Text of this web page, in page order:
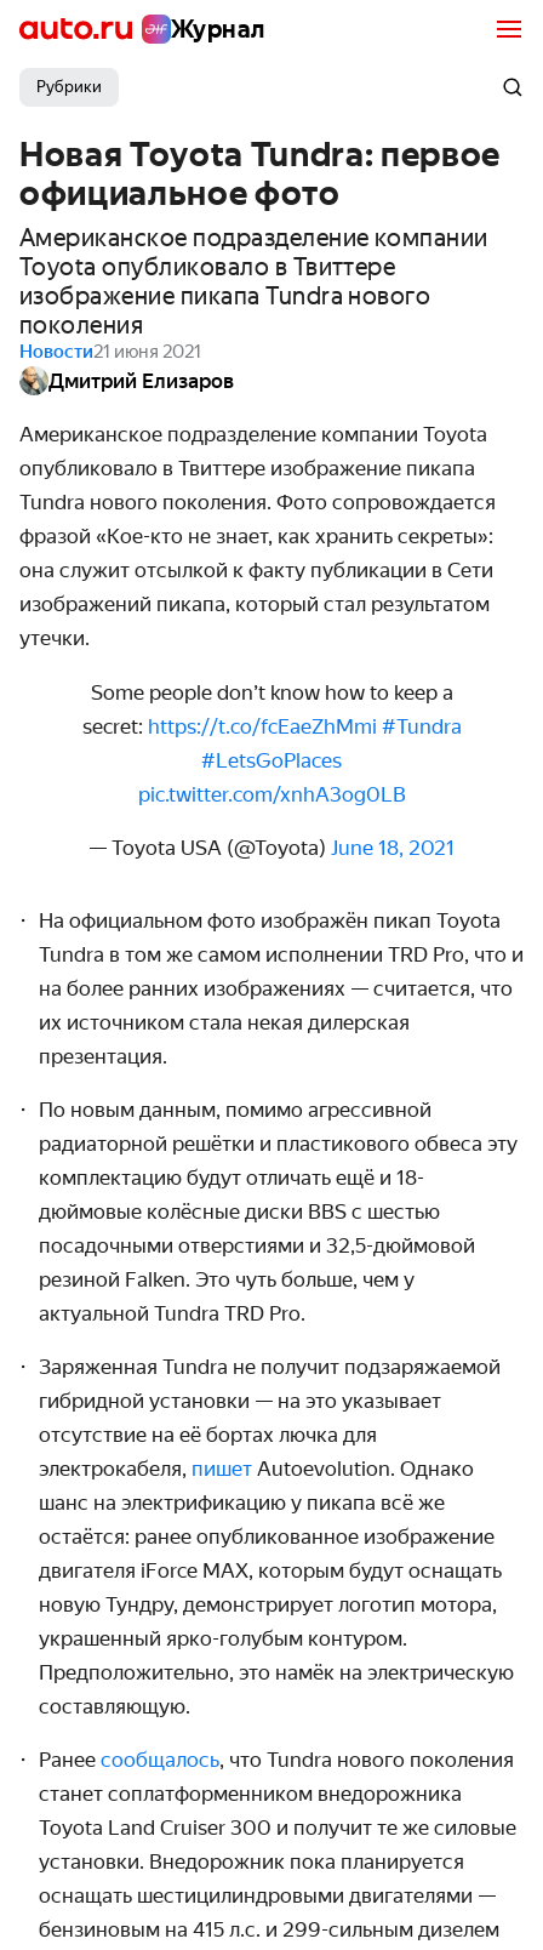
Журнал
Рубрики
Новая Toyota Tundra: первое
официальное фото
Американское подразделение компании
Toyota опубликовало в Твиттере
изображение пикапа Tundra нового
поколения
Новости21 июня 2021
Дмитрий Елизаров
Американское подразделение компании Toyota
опубликовало в Твиттере изображение пикапа
Tundra нового поколения. Фото сопровождается
фразой «Кое-кто не знает, как хранить секреты»:
она служит отсылкой к факту публикации в Сети
изображений пикапа, который стал результатом
утечки.
Some people don’t know how to keep a
secret: https://t.co/fcEaeZhMmi #Tundra
#LetsGoPlaces
pic.twitter.com/xnhA3og0LB
— Toyota USA (@Toyota) June 18, 2021
На официальном фото изображён пикап Toyota
Tundra в том же самом исполнении TRD Pro, что и
на более ранних изображениях — считается, что
их источником стала некая дилерская
презентация.
По новым данным, помимо агрессивной
радиаторной решётки и пластикового обвеса эту
комплектацию будут отличать ещё и 18-
дюймовые колёсные диски BBS с шестью
посадочными отверстиями и 32,5-дюймовой
резиной Falken. Это чуть больше, чем у
актуальной Tundra TRD Pro.
Заряженная Tundra не получит подзаряжаемой
гибридной установки — на это указывает
отсутствие на её бортах лючка для
электрокабеля, пишет Autoevolution. Однако
шанс на электрификацию у пикапа всё же
остаётся: ранее опубликованное изображение
двигателя iForce MAX, которым будут оснащать
новую Тундру, демонстрирует логотип мотора,
украшенный ярко-голубым контуром.
Предположительно, это намёк на электрическую
составляющую.
Ранее сообщалось, что Tundra нового поколения
станет соплатформенником внедорожника
Toyota Land Cruiser 300 и получит те же силовые
установки. Внедорожник пока планируется
оснащать шестицилиндровыми двигателями —
бензиновым на 415 л.с. и 299-сильным дизелем